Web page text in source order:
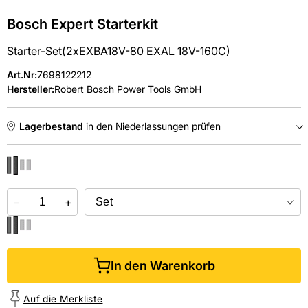
Bosch Expert Starterkit
Starter-Set(2xEXBA18V-80 EXAL 18V-160C)
Art.Nr:7698122212
Hersteller:Robert Bosch Power Tools GmbH
Lagerbestand in den Niederlassungen prüfen
Online kaufen &kostenlos
− +
In den Warenkorb
Auf die Merkliste